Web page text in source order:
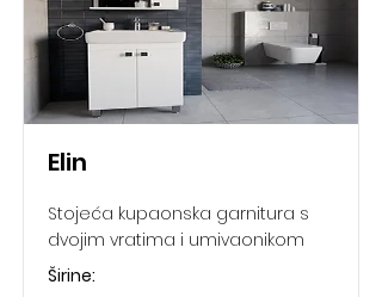
Elin
Stojeća kupaonska garnitura s
dvojim vratima i umivaonikom
Širine: